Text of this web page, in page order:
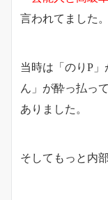
言われてました。
当時は「のりP」
ん」が酔っ払っ
ありました。
そしてもっと内